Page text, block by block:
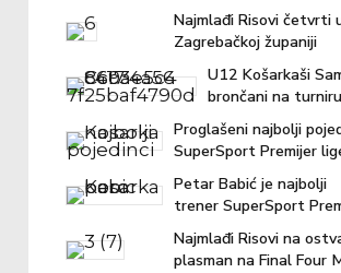
Najmlađi Risovi četvrti
Zagrebačkoj županiji
U12 Košarkaši
brončani na
"Povratak košarci"
Proglašeni najbolji
SuperSport Premijer
Petar Babić je najbolji
trener SuperSport
lige u prošloj sezoni!
Najmlađi Risovi na
plasman na Final Four